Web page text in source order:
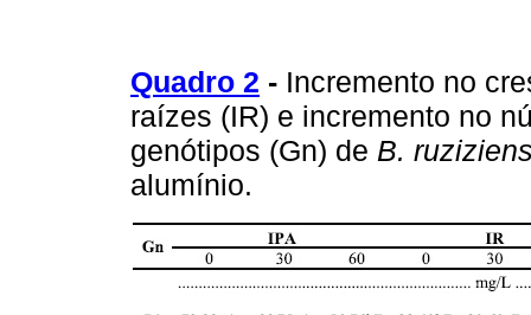
Quadro 2 - Incremento no
raízes (IR) e incremento no
genótipos (Gn) de B.
alumínio.